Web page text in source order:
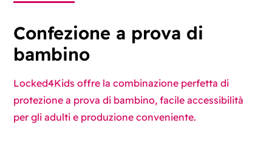
Confezione a prova di
bambino
Locked4Kids offre la combinazione perfetta di
protezione a prova di bambino, facile accessibilità
per gli adulti e produzione conveniente.